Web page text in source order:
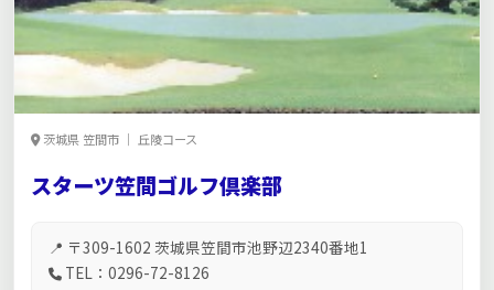
茨城県 笠間市 ｜ 丘陵コース
スターツ笠間ゴルフ倶楽部
📍 〒309-1602 茨城県笠間市池野辺2340番地1
TEL：0296-72-8126